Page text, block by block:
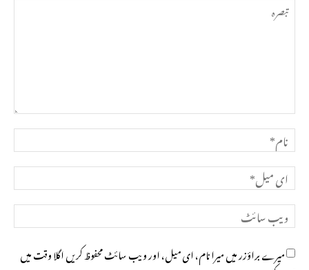
تبصرہ
نام*
ای
میل*
ویب
سائٹ
میرے براؤزر میں میرا نام، ای میل، اور ویب سائٹ محفوظ کریں اگلا وقت میں